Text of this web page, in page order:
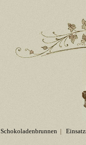
Schokoladenbrunnen |